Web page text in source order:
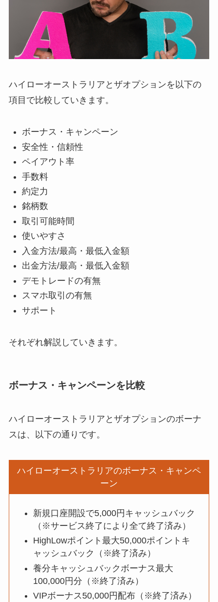
ハイローオーストラリアとザオプションを以下の
項目で比較していきます。
ボーナス・キャンペーン
安全性・信頼性
ペイアウト率
手数料
約定力
銘柄数
取引可能時間
使いやすさ
入金方法/最高・最低入金額
出金方法/最高・最低入金額
デモトレードの有無
スマホ取引の有無
サポート
それぞれ解説していきます。
ボーナス・キャンペーンを比較
ハイローオーストラリアとザオプションのボーナ
スは、以下の通りです。
ハイローオーストラリアのボーナス・キャンペ
ーン
新規口座開設で5,000円キャッシュバック
（※サービス終了により全て終了済み）
HighLowポイント最大50,000ポイントキ
ャッシュバック（※終了済み）
養分キャッシュバックボーナス最大
100,000円分（※終了済み）
VIPボーナス50,000円配布（※終了済み）